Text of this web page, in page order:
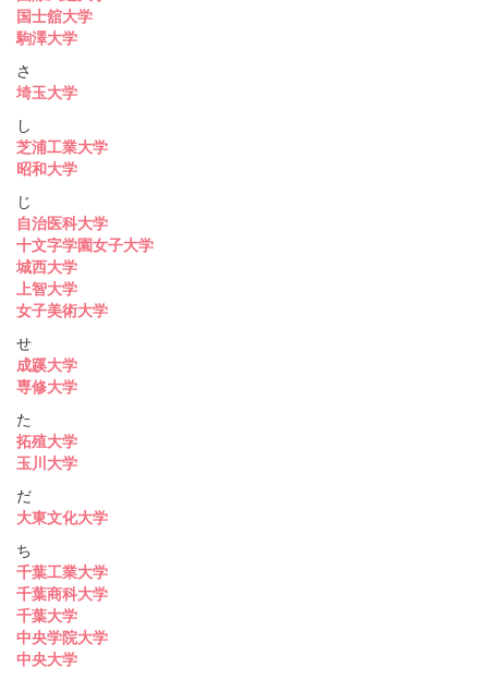
国士舘大学
駒澤大学
さ
埼玉大学
し
芝浦工業大学
昭和大学
じ
自治医科大学
十文字学園女子大学
城西大学
上智大学
女子美術大学
せ
成蹊大学
専修大学
た
拓殖大学
玉川大学
だ
大東文化大学
ち
千葉工業大学
千葉商科大学
千葉大学
中央学院大学
中央大学